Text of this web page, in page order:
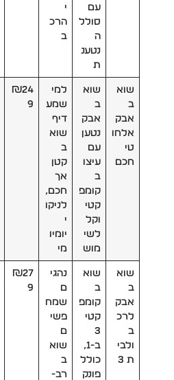
עם
סולל
ה
נטענ
ת
י
הרכ
ב
שוא
ב
אבק
אלחו
טי
חכם
שוא
ב
אבק
נטען
עם
עיצו
ב
קומפ
קטי
וקל
לשי
מוש
למי
שמע
דיף
שוא
ב
קטן
אך
חכם,
לניקו
י
יומיו
מי
₪24
9
שוא
ב
אבק
לרכ
ב
ולבי
ת 3
שוא
ב
קומפ
קטי
3
ב-1,
כולל
פונק
נהגי
ם
שמח
פשי
ם
שוא
ב
רב-
₪27
9